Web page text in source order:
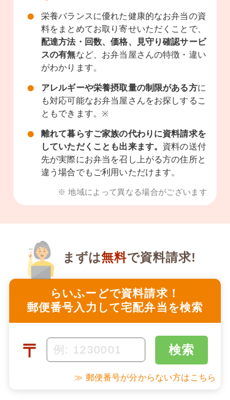
栄養バランスに優れた健康的なお弁当の資
料をまとめてお取り寄せいただくことで、
配達方法・回数、価格、見守り確認サービ
スの有無など、お弁当屋さんの特徴・違い
がわかります。
アレルギーや栄養摂取量の制限がある方に
も対応可能なお弁当屋さんをお探しするこ
ともできます。※
離れて暮らすご家族の代わりに資料請求を
していただくことも出来ます。 資料の送付
先が実際にお弁当を召し上がる方の住所と
違う場合でもご利用いただけます。
※ 地域によって異なる場合がございます
らいふーどで資料請求！
郵便番号入力して宅配弁当を検索
まずは無料で資料請求!
〒 検索
≫ 郵便番号が分からない方はこちら